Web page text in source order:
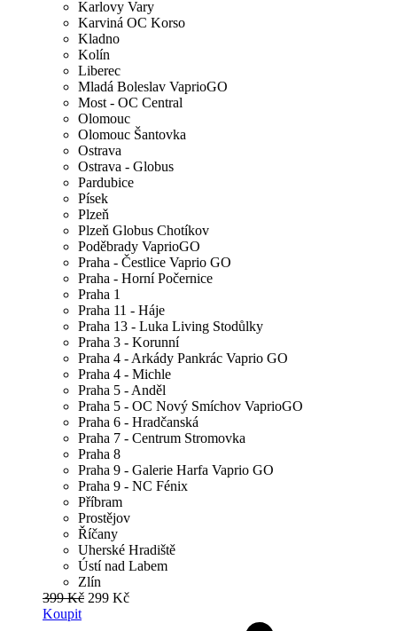
Karlovy Vary
Karviná OC Korso
Kladno
Kolín
Liberec
Mladá Boleslav VaprioGO
Most - OC Central
Olomouc
Olomouc Šantovka
Ostrava
Ostrava - Globus
Pardubice
Písek
Plzeň
Plzeň Globus Chotíkov
Poděbrady VaprioGO
Praha - Čestlice Vaprio GO
Praha - Horní Počernice
Praha 1
Praha 11 - Háje
Praha 13 - Luka Living Stodůlky
Praha 3 - Korunní
Praha 4 - Arkády Pankrác Vaprio GO
Praha 4 - Michle
Praha 5 - Anděl
Praha 5 - OC Nový Smíchov VaprioGO
Praha 6 - Hradčanská
Praha 7 - Centrum Stromovka
Praha 8
Praha 9 - Galerie Harfa Vaprio GO
Praha 9 - NC Fénix
Příbram
Prostějov
Říčany
Uherské Hradiště
Ústí nad Labem
Zlín
399 Kč 299 Kč
Koupit